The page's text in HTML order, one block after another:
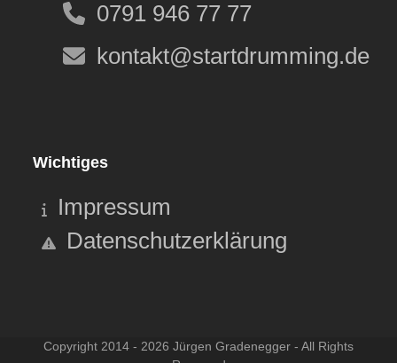
0791 946 77 77
kontakt@startdrumming.de
Wichtiges
Impressum
Datenschutzerklärung
Copyright 2014 - 2026 Jürgen Gradenegger - All Rights